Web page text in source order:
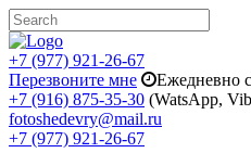
+7 (977) 921-26-67
Перезвоните мне
Ежедневно
+7 (916) 875-35-30 (WatsApp,
fotoshedevry@mail.ru
+7 (977) 921-26-67